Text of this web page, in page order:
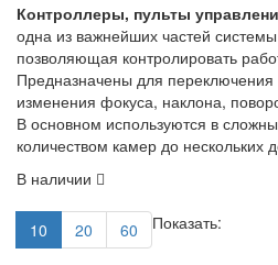
Контроллеры, пульты
одна из важнейших частей
позволяющая контролировать
Предназначены для
изменения фокуса, наклона,
В основном используются в
количеством камер до нескольких
В наличии
Показать:
10 20 60